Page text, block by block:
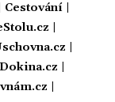
Cestování|
Dokina.cz